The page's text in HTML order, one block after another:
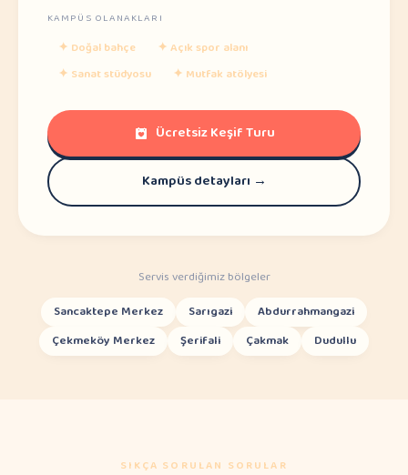
KAMPÜS OLANAKLARI
✦ Doğal bahçe ✦ Açık spor alanı
✦ Sanat stüdyosu ✦ Mutfak atölyesi
Ücretsiz Keşif Turu
Kampüs detayları →
Servis verdiğimiz bölgeler
Sancaktepe Merkez
Sarıgazi
Abdurrahmangazi
Çekmeköy Merkez
Şerifali Çakmak Dudullu
SIKÇA SORULAN SORULAR